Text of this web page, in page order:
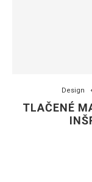
Design
TLAČENÉ